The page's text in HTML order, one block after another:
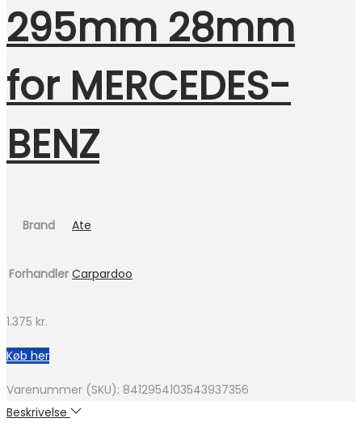
295mm 28mm
for MERCEDES-
BENZ
Brand Ate
Forhandler Carpardoo
1.375 kr.
Køb her
Varenummer (SKU): 8412954103543937356
Beskrivelse